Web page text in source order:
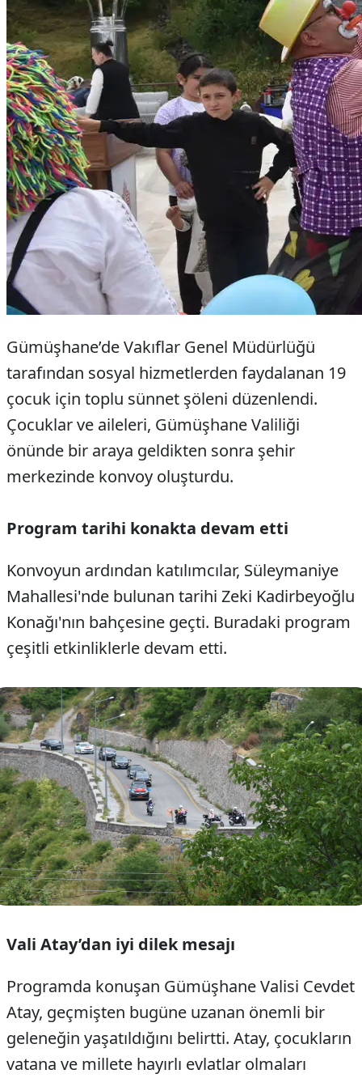
Gümüşhane’de Vakıflar Genel Müdürlüğü
tarafından sosyal hizmetlerden faydalanan 19
çocuk için toplu sünnet şöleni düzenlendi.
Çocuklar ve aileleri, Gümüşhane Valiliği
önünde bir araya geldikten sonra şehir
merkezinde konvoy oluşturdu.
Program tarihi konakta devam etti
Konvoyun ardından katılımcılar, Süleymaniye
Mahallesi'nde bulunan tarihi Zeki Kadirbeyoğlu
Konağı'nın bahçesine geçti. Buradaki program
çeşitli etkinliklerle devam etti.
Vali Atay’dan iyi dilek mesajı
Programda konuşan Gümüşhane Valisi Cevdet
Atay, geçmişten bugüne uzanan önemli bir
geleneğin yaşatıldığını belirtti. Atay, çocukların
vatana ve millete hayırlı evlatlar olmaları